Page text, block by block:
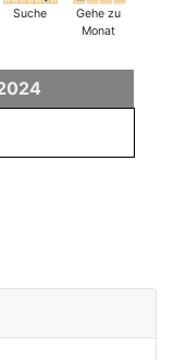
Suche
Gehe zu
Monat